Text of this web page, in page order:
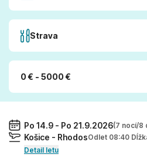
Strava
0 € - 5000 €
Po 14.9 - Po 21.9.2026(7 nocí/8
Košice - RhodosOdlet 08:40
Detail letu